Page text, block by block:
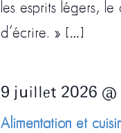
les esprits légers,
d’écrire. » […]
9 juillet 2026 @
Alimentation et